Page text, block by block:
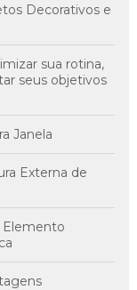
Decorativos e
sua rotina,
seus objetivos
Janela
Externa de
Elemento